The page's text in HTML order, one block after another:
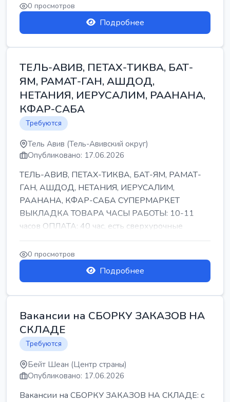
0 просмотров
Подробнее
ТЕЛЬ-АВИВ, ПЕТАХ-ТИКВА, БАТ-
ЯМ, РАМАТ-ГАН, АШДОД,
НЕТАНИЯ, ИЕРУСАЛИМ, РААНАНА,
КФАР-САБА
Требуются
Тель Авив (Тель-Авивский округ)
Опубликовано: 17.06.2026
ТЕЛЬ-АВИВ, ПЕТАХ-ТИКВА, БАТ-ЯМ, РАМАТ-
ГАН, АШДОД, НЕТАНИЯ, ИЕРУСАЛИМ,
РААНАНА, КФАР-САБА СУПЕРМАРКЕТ
ВЫКЛАДКА ТОВАРА ЧАСЫ РАБОТЫ: 10-11
часов ОПЛАТА: 40 час, есть сверхурочные
ПИТАНИЕ ЕСТЬ Для синих б...
0 просмотров
Подробнее
Вакансии на СБОРКУ ЗАКАЗОВ НА
СКЛАДЕ
Требуются
Бейт Шеан (Центр страны)
Опубликовано: 17.06.2026
Вакансии на СБОРКУ ЗАКАЗОВ НА СКЛАДЕ: с